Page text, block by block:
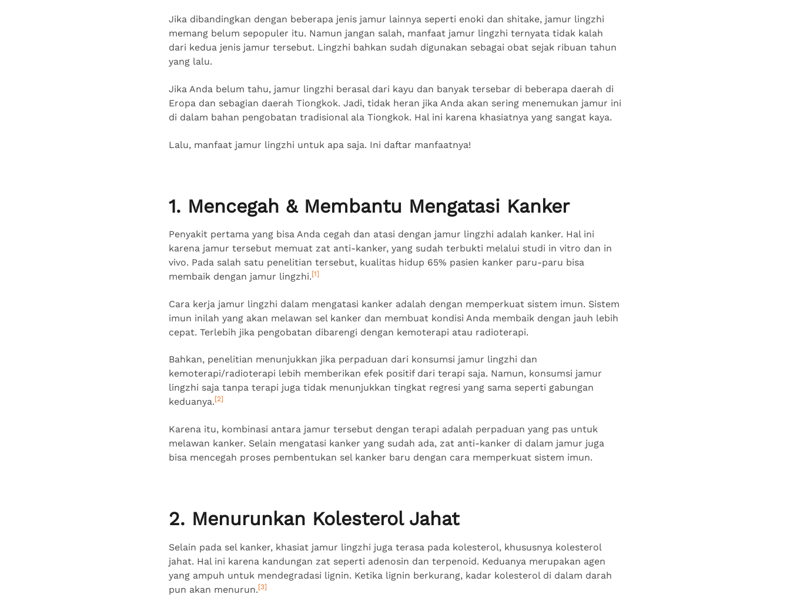
Jika dibandingkan dengan beberapa jenis jamur lainnya seperti enoki dan shitake, jamur lingzhi
memang belum sepopuler itu. Namun jangan salah, manfaat jamur lingzhi ternyata tidak kalah
dari kedua jenis jamur tersebut. Lingzhi bahkan sudah digunakan sebagai obat sejak ribuan tahun
yang lalu.
Jika Anda belum tahu, jamur lingzhi berasal dari kayu dan banyak tersebar di beberapa daerah di
Eropa dan sebagian daerah Tiongkok. Jadi, tidak heran jika Anda akan sering menemukan jamur ini
di dalam bahan pengobatan tradisional ala Tiongkok. Hal ini karena khasiatnya yang sangat kaya.
Lalu, manfaat jamur lingzhi untuk apa saja. Ini daftar manfaatnya!
1. Mencegah & Membantu Mengatasi Kanker
Penyakit pertama yang bisa Anda cegah dan atasi dengan jamur lingzhi adalah kanker. Hal ini
karena jamur tersebut memuat zat anti-kanker, yang sudah terbukti melalui studi in vitro dan in
vivo. Pada salah satu penelitian tersebut, kualitas hidup 65% pasien kanker paru-paru bisa
membaik dengan jamur lingzhi.[1]
Cara kerja jamur lingzhi dalam mengatasi kanker adalah dengan memperkuat sistem imun. Sistem
imun inilah yang akan melawan sel kanker dan membuat kondisi Anda membaik dengan jauh lebih
cepat. Terlebih jika pengobatan dibarengi dengan kemoterapi atau radioterapi.
Bahkan, penelitian menunjukkan jika perpaduan dari konsumsi jamur lingzhi dan
kemoterapi/radioterapi lebih memberikan efek positif dari terapi saja. Namun, konsumsi jamur
lingzhi saja tanpa terapi juga tidak menunjukkan tingkat regresi yang sama seperti gabungan
keduanya.[2]
Karena itu, kombinasi antara jamur tersebut dengan terapi adalah perpaduan yang pas untuk
melawan kanker. Selain mengatasi kanker yang sudah ada, zat anti-kanker di dalam jamur juga
bisa mencegah proses pembentukan sel kanker baru dengan cara memperkuat sistem imun.
2. Menurunkan Kolesterol Jahat
Selain pada sel kanker, khasiat jamur lingzhi juga terasa pada kolesterol, khususnya kolesterol
jahat. Hal ini karena kandungan zat seperti adenosin dan terpenoid. Keduanya merupakan agen
yang ampuh untuk mendegradasi lignin. Ketika lignin berkurang, kadar kolesterol di dalam darah
pun akan menurun.[3]